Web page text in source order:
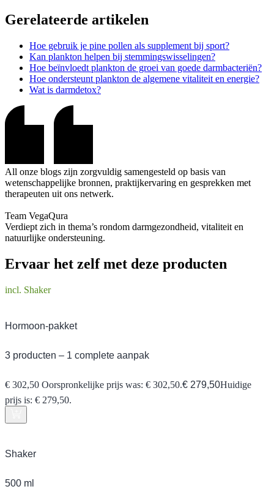
Gerelateerde artikelen
Hoe gebruik je pine pollen als supplement bij sport?
Kan plankton helpen bij stemmingswisselingen?
Hoe beïnvloedt plankton de groei van goede darmbacteriën?
Hoe ondersteunt plankton de algemene vitaliteit en energie?
Wat is darmdetox?
All onze blogs zijn zorgvuldig samengesteld op basis van
wetenschappelijke bronnen, praktijkervaring en gesprekken met
therapeuten uit ons netwerk.
Team VegaQura
Verdiept zich in thema’s rondom darmgezondheid, vitaliteit en
natuurlijke ondersteuning.
Ervaar het zelf met deze producten
incl. Shaker
Hormoon-pakket
3 producten – 1 complete aanpak
€ 302,50 Oorspronkelijke prijs was: € 302,50.€ 279,50Huidige
prijs is: € 279,50.
Shaker
500 ml